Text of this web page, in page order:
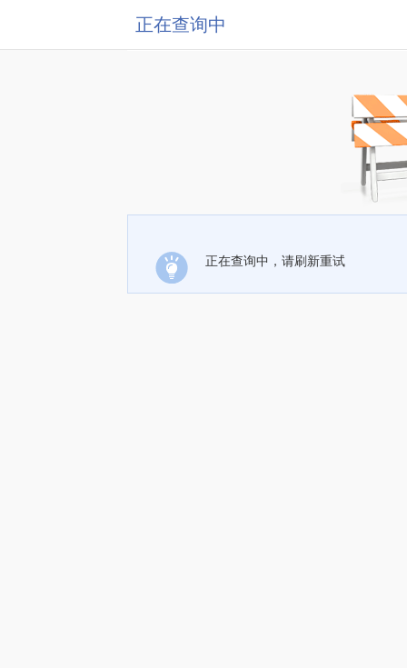
正在查询中
正在查询中，请刷新重试